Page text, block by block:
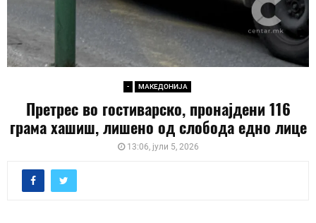
- МАКЕДОНИЈА
Претрес во гостиварско, пронајдени 116
грама хашиш, лишено од слобода едно лице
13:06, јули 5, 2026